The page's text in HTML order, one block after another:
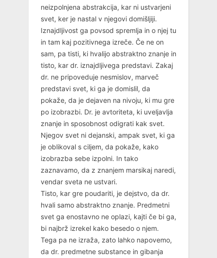
neizpolnjena abstrakcija, kar ni ustvarjeni
svet, ker je nastal v njegovi domišljiji.
Iznajdljivost ga povsod spremlja in o njej tu
in tam kaj pozitivnega izreče. Če ne on
sam, pa tisti, ki hvalijo abstraktno znanje in
tisto, kar dr. iznajdljivega predstavi. Zakaj
dr. ne pripoveduje nesmislov, marveč
predstavi svet, ki ga je domislil, da
pokaže, da je dejaven na nivoju, ki mu gre
po izobrazbi. Dr. je avtoriteta, ki uveljavlja
znanje in sposobnost odigrati kak svet.
Njegov svet ni dejanski, ampak svet, ki ga
je oblikoval s ciljem, da pokaže, kako
izobrazba sebe izpolni. In tako
zaznavamo, da z znanjem marsikaj naredi,
vendar sveta ne ustvari.
Tisto, kar gre poudariti, je dejstvo, da dr.
hvali samo abstraktno znanje. Predmetni
svet ga enostavno ne oplazi, kajti če bi ga,
bi najbrž izrekel kako besedo o njem.
Tega pa ne izraža, zato lahko napovemo,
da dr. predmetne substance in gibanja